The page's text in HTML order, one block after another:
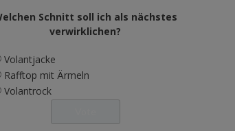
Schnitt soll ich als nächstes
verwirklichen?
Volantjacke
Rafftop mit Ärmeln
Volantrock